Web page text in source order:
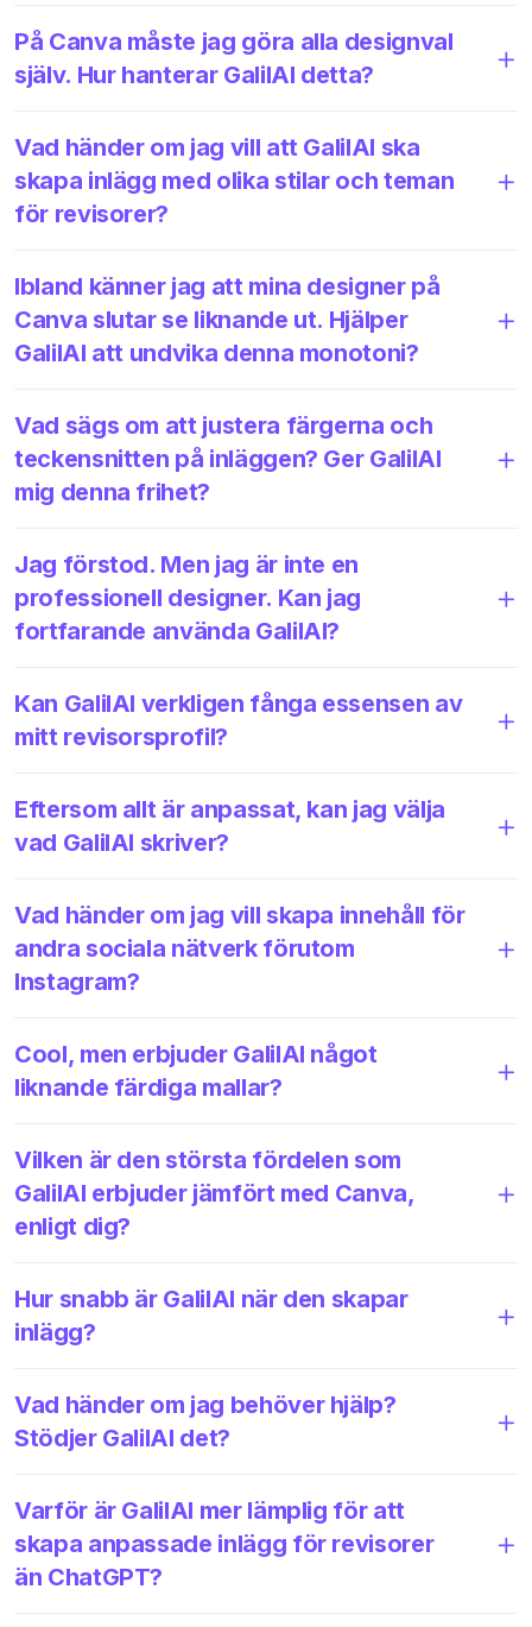
På Canva måste jag göra alla designval
själv. Hur hanterar GalilAI detta?
Vad händer om jag vill att GalilAI ska
skapa inlägg med olika stilar och teman
för revisorer?
Ibland känner jag att mina designer på
Canva slutar se liknande ut. Hjälper
GalilAI att undvika denna monotoni?
Vad sägs om att justera färgerna och
teckensnitten på inläggen? Ger GalilAI
mig denna frihet?
Jag förstod. Men jag är inte en
professionell designer. Kan jag
fortfarande använda GalilAI?
Kan GalilAI verkligen fånga essensen av
mitt revisorsprofil?
Eftersom allt är anpassat, kan jag välja
vad GalilAI skriver?
Vad händer om jag vill skapa innehåll för
andra sociala nätverk förutom
Instagram?
Cool, men erbjuder GalilAI något
liknande färdiga mallar?
Vilken är den största fördelen som
GalilAI erbjuder jämfört med Canva,
enligt dig?
Hur snabb är GalilAI när den skapar
inlägg?
Vad händer om jag behöver hjälp?
Stödjer GalilAI det?
Varför är GalilAI mer lämplig för att
skapa anpassade inlägg för revisorer
än ChatGPT?